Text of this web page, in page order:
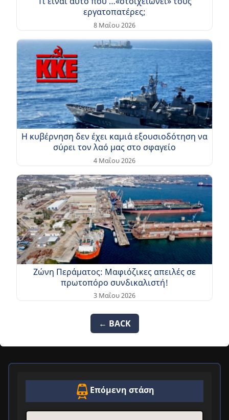
εργατοπατέρες;
8 Μαΐου 2026
Η κυβέρνηση δεν έχει καμιά εξουσιοδότηση να
σύρει τον λαό μας στο σφαγείο
4 Μαΐου 2026
Ζώνη Περάματος: Μαφιόζικες απειλές σε
πρωτοπόρο συνδικαλιστή!
3 Μαΐου 2026
← BACK
Επόμενη στάση